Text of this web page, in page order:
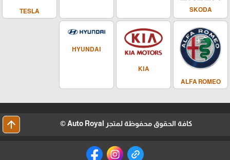
SKODA
TESLA
ALFA ROMEO
KIA
HYUNDAI
كافة الحقوق محفوظة لمتجر Auto Royal © arrow_upward